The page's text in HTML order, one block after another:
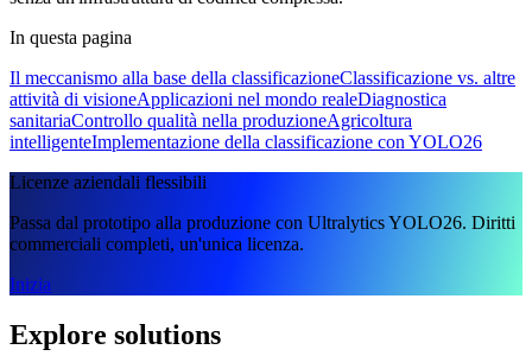
In questa pagina
Il meccanismo alla base della classificazioneClassificazione vs. altre
attività di visioneApplicazioni nel mondo realeDiagnostica
sanitariaControllo qualità nella produzioneAgricoltura
intelligenteImplementazione della classificazione con YOLO26
Licenze aziendali flessibili
Passa dal prototipo alla produzione con Ultralytics YOLO26. Diritti
commerciali completi, un'unica licenza.
Inizia
Explore solutions